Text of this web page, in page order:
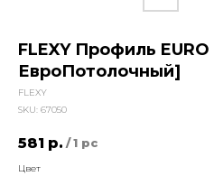
FLEXY Профиль
ЕвроПотолочный]
FLEXY
SKU: 67050
581 р. / 1 pc
Цвет